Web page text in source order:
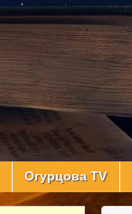
Огурцова TV